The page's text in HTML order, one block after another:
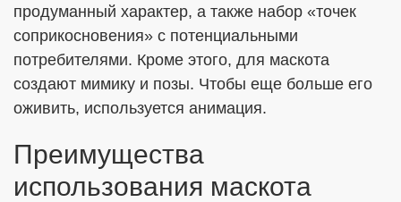
продуманный характер, а также набор «точек
соприкосновения» с потенциальными
потребителями. Кроме этого, для маскота
создают мимику и позы. Чтобы еще больше его
оживить, используется анимация.
Преимущества
использования маскота